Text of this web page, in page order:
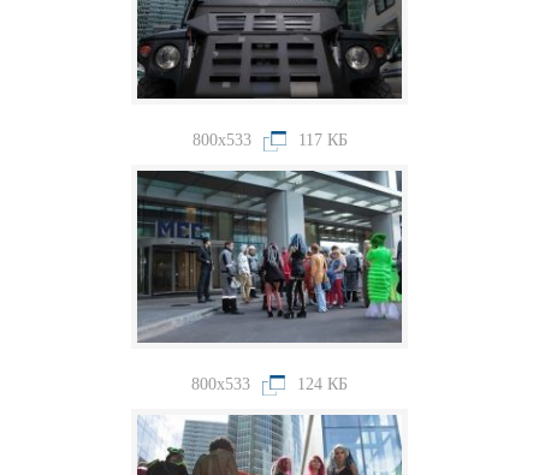
800x533 117 КБ
800x533 124 КБ